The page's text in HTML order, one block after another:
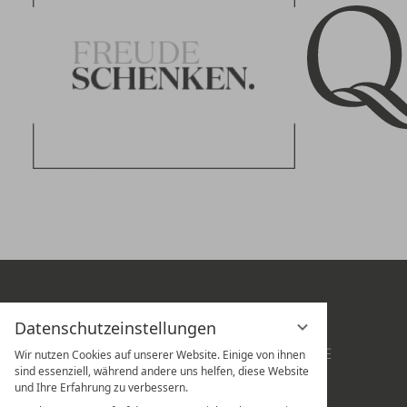
Datenschutzeinstellungen
Wir nutzen Cookies auf unserer Website. Einige von ihnen
sind essenziell, während andere uns helfen, diese Website
und Ihre Erfahrung zu verbessern.
SUITEN
ZIMMER
KULINARIK & WEIN
SPA & TREATMENT
GUTSCHEINE
LAGE & ANREISE
KARRIERE